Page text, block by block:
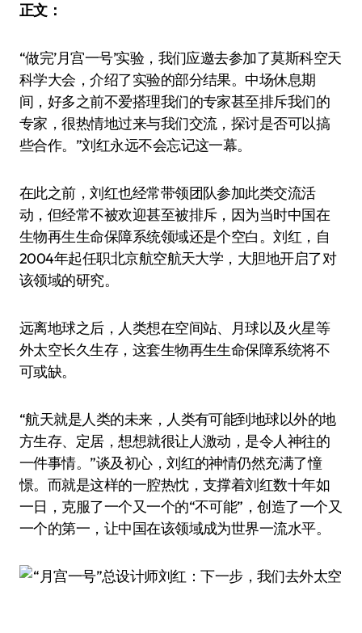
正文：
“做完’月宫一号’实验，我们应邀去参加了莫斯科空天
科学大会，介绍了实验的部分结果。中场休息期
间，好多之前不爱搭理我们的专家甚至排斥我们的
专家，很热情地过来与我们交流，探讨是否可以搞
些合作。”刘红永远不会忘记这一幕。
在此之前，刘红也经常带领团队参加此类交流活
动，但经常不被欢迎甚至被排斥，因为当时中国在
生物再生生命保障系统领域还是个空白。刘红，自
2004年起任职北京航空航天大学，大胆地开启了对
该领域的研究。
远离地球之后，人类想在空间站、月球以及火星等
外太空长久生存，这套生物再生生命保障系统将不
可或缺。
“航天就是人类的未来，人类有可能到地球以外的地
方生存、定居，想想就很让人激动，是令人神往的
一件事情。”谈及初心，刘红的神情仍然充满了憧
憬。而就是这样的一腔热忱，支撑着刘红数十年如
一日，克服了一个又一个的“不可能”，创造了一个又
一个的第一，让中国在该领域成为世界一流水平。